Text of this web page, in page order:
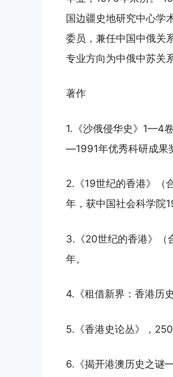
国边疆史地研究中心学
委员，兼任中国中俄关
专业方向为中俄中苏关
著作
1.《沙俄侵华史》1—4
—1991年优秀科研成果
2.《19世纪的香港》（
年，获中国社会科学院
3.《20世纪的香港》（
年。
4.《租借新界：香港历
5.《香港史论丛》，
6.《揭开港澳历史之谜